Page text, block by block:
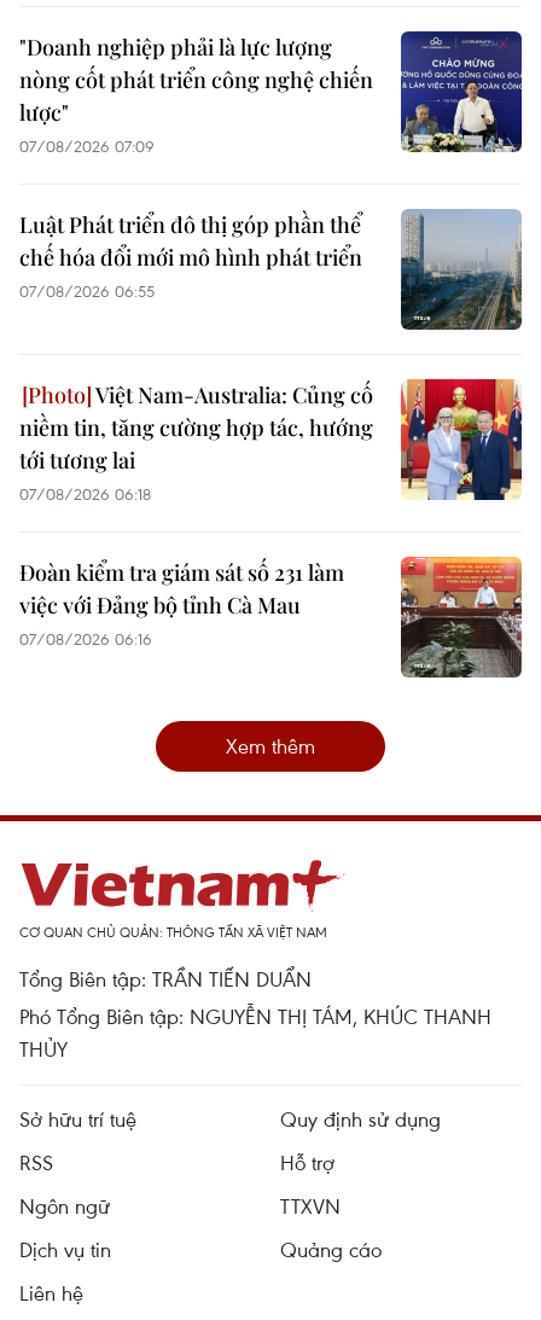
"Doanh nghiệp phải là lực lượng
nòng cốt phát triển công nghệ chiến
lược"
07/08/2026 07:09
Luật Phát triển đô thị góp phần thể
chế hóa đổi mới mô hình phát triển
07/08/2026 06:55
Việt Nam-Australia: Củng cố
niềm tin, tăng cường hợp tác, hướng
tới tương lai
07/08/2026 06:18
Đoàn kiểm tra giám sát số 231 làm
việc với Đảng bộ tỉnh Cà Mau
07/08/2026 06:16
Xem thêm
CƠ QUAN CHỦ QUẢN: THÔNG TẤN XÃ VIỆT NAM
Tổng Biên tập: TRẦN TIẾN DUẨN
Phó Tổng Biên tập: NGUYỄN THỊ TÁM, KHÚC THANH
THỦY
Sở hữu trí tuệ
Quy định sử dụng
RSS
Hỗ trợ
Ngôn ngữ
TTXVN
Dịch vụ tin
Quảng cáo
Liên hệ